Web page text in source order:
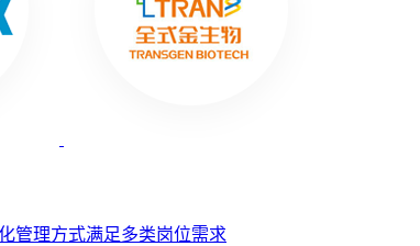
管理方式满足多类岗位需求